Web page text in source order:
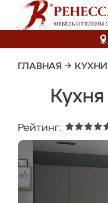
ГЛАВНАЯ → КУХНИ
Рейтинг: